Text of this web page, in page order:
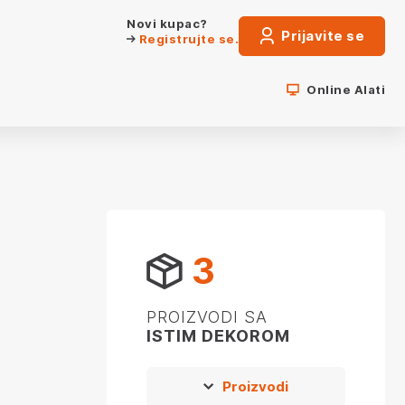
Novi kupac?
Registrujte se.
Prijavite se
Online Alati
3
PROIZVODI SA
ISTIM DEKOROM
Proizvodi